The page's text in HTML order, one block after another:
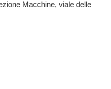
Macchine, viale delle